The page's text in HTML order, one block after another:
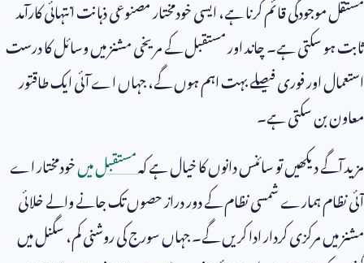
مستقل موجودگی قائم کرنا ہے، ایسی خودمختار مصنوعی ذہانت انتہائی کارآمد
ثابت ہو سکتی ہے۔ چاند اور مستقبل کے مریخی مشنز میں وسائل کا درست
استعمال اور فوری فیصلے بہت اہم ہوں گے، جہاں اے آئی ایک طاقتور
معاون بن سکتی ہے۔
مزید آگے دیکھیں تو سائنس دانوں کا خیال ہے کہمستقبل میںخودمختار اے
آئی نظام ہمارے شمسی نظام کے دور دراز حصوں تک جانے والے خلائی
مشنز میں مرکزی کردار ادا کریں گے۔ جہاں سورج کی روشنی کم، سگنل میں